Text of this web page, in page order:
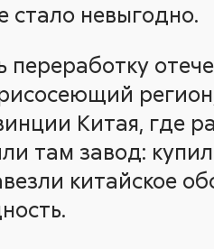
стало невыгодно.
Китая, где
там завод:
китайское